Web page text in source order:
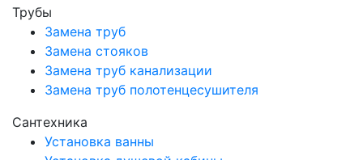
Трубы
Замена труб
Замена стояков
Замена труб канализации
Замена труб полотенцесушителя
Сантехника
Установка ванны